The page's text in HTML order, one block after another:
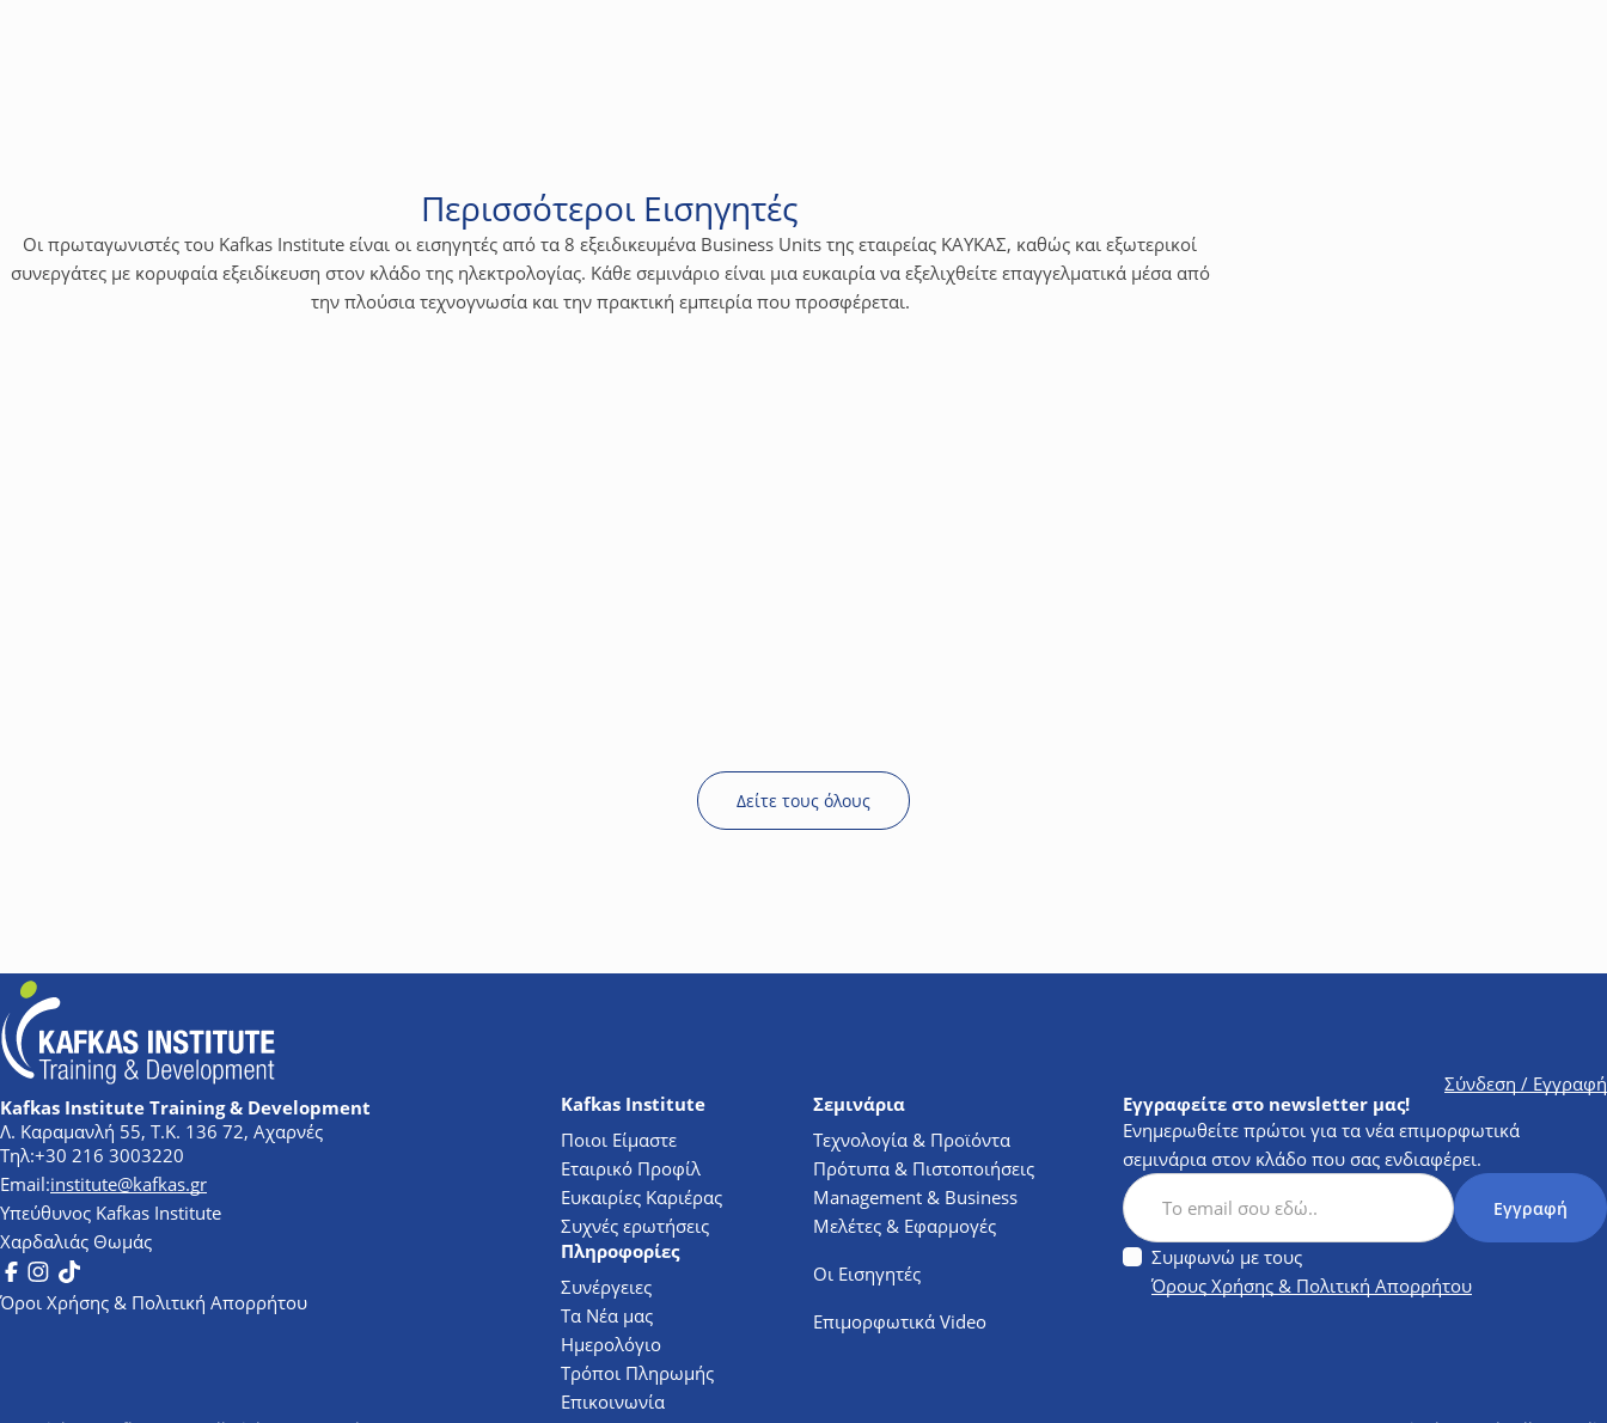
Περισσότεροι Εισηγητές
Οι πρωταγωνιστές του Kafkas Institute είναι οι εισηγητές από τα 8 εξειδικευμένα Business Units της εταιρείας ΚΑΥΚΑΣ, καθώς και εξωτερικοί
συνεργάτες με κορυφαία εξειδίκευση στον κλάδο της ηλεκτρολογίας. Κάθε σεμινάριο είναι μια ευκαιρία να εξελιχθείτε επαγγελματικά μέσα από
την πλούσια τεχνογνωσία και την πρακτική εμπειρία που προσφέρεται.
Δείτε τους όλους
Σύνδεση / Εγγραφή
Kafkas Institute Training & Development
Λ. Καραμανλή 55, Τ.Κ. 136 72, Αχαρνές
+30 216 3003220
institute@kafkas.gr
Υπεύθυνος Kafkas Institute
Χαρδαλιάς Θωμάς
Facebook
Instagram
Tik Tok
Όροι Χρήσης & Πολιτική Απορρήτου
Kafkas Institute
Ποιοι Είμαστε
Εταιρικό Προφίλ
Ευκαιρίες Καριέρας
Συχνές ερωτήσεις
Πληροφορίες
Συνέργειες
Τα Νέα μας
Ημερολόγιο
Τρόποι Πληρωμής
Επικοινωνία
Σεμινάρια
Τεχνολογία & Προϊόντα
Πρότυπα & Πιστοποιήσεις
Management & Business
Μελέτες & Εφαρμογές
Οι Εισηγητές
Επιμορφωτικά Video
Εγγραφείτε στο newsletter μας!
Ενημερωθείτε πρώτοι για τα νέα επιμορφωτικά
σεμινάρια στον κλάδο που σας ενδιαφέρει.
Subscription Newsletter
Εγγραφή
Συμφωνώ με τους
Όρους Χρήσης & Πολιτική Απορρήτου